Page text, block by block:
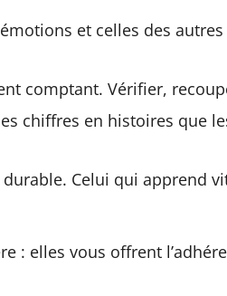
et celles des
comptant. Vérifier,
chiffres en histoires que
Celui qui apprend
: elles vous offrent